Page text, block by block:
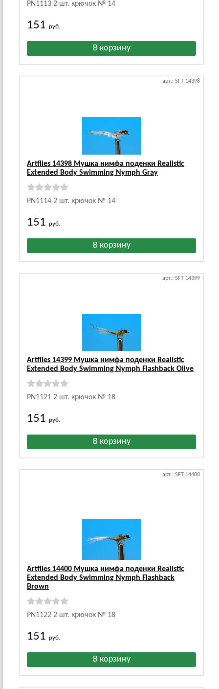
PN1113 2 шт. крючок № 14
151 руб.
арт.: SFT 14398
Artflies 14398 Мушка нимфа поденки Realistic
Extended Body Swimming Nymph Gray
PN1114 2 шт. крючок № 14
151 руб.
арт.: SFT 14399
Artflies 14399 Мушка нимфа поденки Realistic
Extended Body Swimming Nymph Flashback Olive
PN1121 2 шт. крючок № 18
151 руб.
арт.: SFT 14400
Artflies 14400 Мушка нимфа поденки Realistic
Extended Body Swimming Nymph Flashback
Brown
PN1122 2 шт. крючок № 18
151 руб.